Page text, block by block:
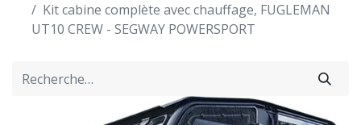
Kit cabine complète avec chauffage, FUGLEMAN
UT10 CREW - SEGWAY POWERSPORT